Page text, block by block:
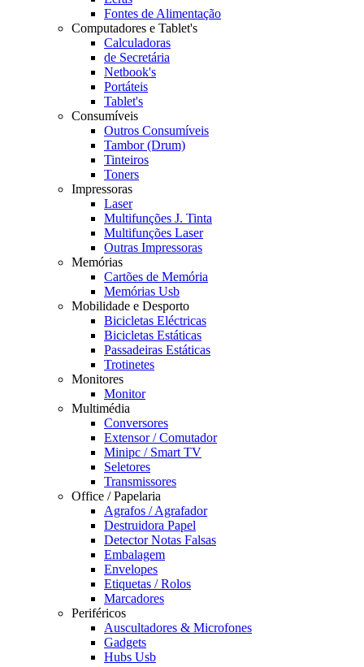
Fontes de Alimentação
Computadores e Tablet's
Calculadoras
de Secretária
Netbook's
Portáteis
Tablet's
Consumíveis
Outros Consumíveis
Tambor (Drum)
Tinteiros
Toners
Impressoras
Laser
Multifunções J. Tinta
Multifunções Laser
Outras Impressoras
Memórias
Cartões de Memória
Memórias Usb
Mobilidade e Desporto
Bicicletas Eléctricas
Bicicletas Estáticas
Passadeiras Estáticas
Trotinetes
Monitores
Monitor
Multimédia
Conversores
Extensor / Comutador
Minipc / Smart TV
Seletores
Transmissores
Office / Papelaria
Agrafos / Agrafador
Destruidora Papel
Detector Notas Falsas
Embalagem
Envelopes
Etiquetas / Rolos
Marcadores
Periféricos
Auscultadores & Microfones
Gadgets
Hubs Usb